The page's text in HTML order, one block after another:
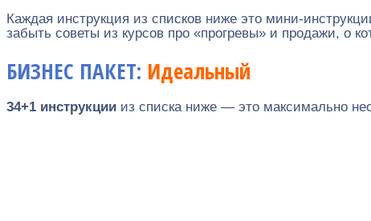
Каждая инструкция из списков ниже это мини-
забыть советы из курсов про «прогревы» и продажи, о
БИЗНЕС ПАКЕТ: Идеальный
34+1 инструкции из списка ниже — это максимально